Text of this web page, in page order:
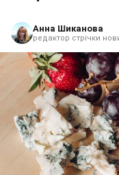
Анна Шиканова
редактор стрічки